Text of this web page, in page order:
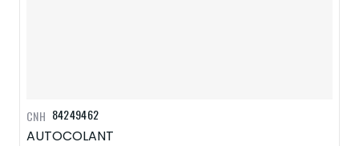
84249462
AUTOCOLANT
CNH